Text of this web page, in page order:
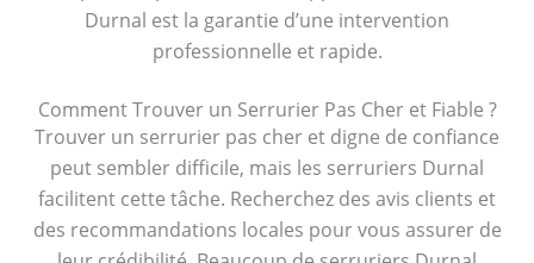
Durnal est la garantie d’une intervention
professionnelle et rapide.
Comment Trouver un Serrurier Pas Cher et Fiable ?
Trouver un serrurier pas cher et digne de confiance
peut sembler difficile, mais les serruriers Durnal
facilitent cette tâche. Recherchez des avis clients et
des recommandations locales pour vous assurer de